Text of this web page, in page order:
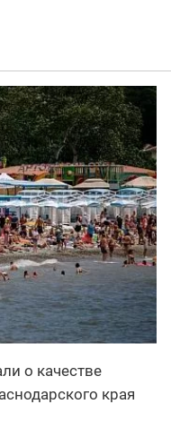
о качестве
края